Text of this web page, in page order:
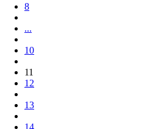
8
...
10
11
12
13
14